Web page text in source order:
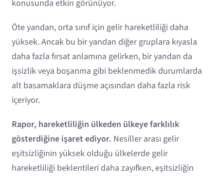
konusunda etkin görünüyor.
Öte yandan, orta sınıf için gelir hareketliliği daha
yüksek. Ancak bu bir yandan diğer gruplara kıyasla
daha fazla fırsat anlamına gelirken, bir yandan da
işsizlik veya boşanma gibi beklenmedik durumlarda
alt basamaklara düşme açısından daha fazla risk
içeriyor.
Rapor, hareketliliğin ülkeden ülkeye farklılık
gösterdiğine işaret ediyor. Nesiller arası gelir
eşitsizliğinin yüksek olduğu ülkelerde gelir
hareketliliği beklentileri daha zayıfken, eşitsizliğin